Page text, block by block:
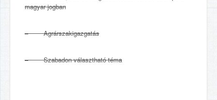
magyar jogban
–Agrárszakigazgatás
–Szabadon választható téma